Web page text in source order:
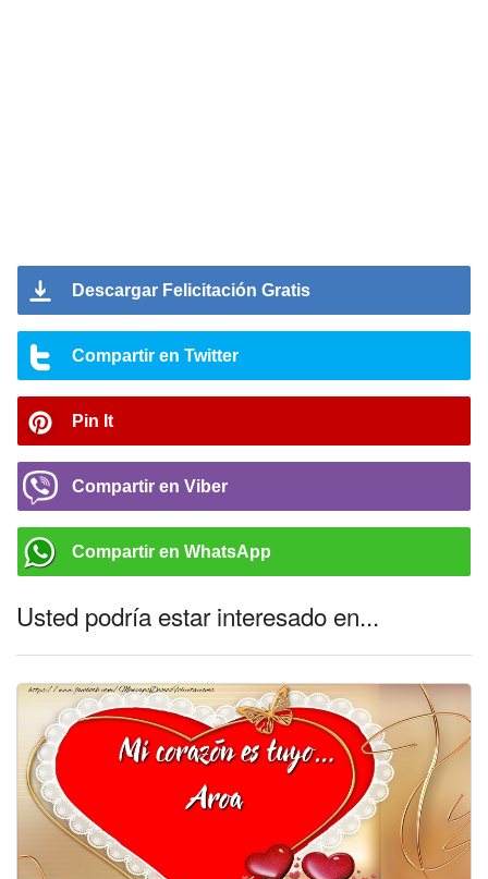
Descargar Felicitación Gratis
Compartir en Twitter
Pin It
Compartir en Viber
Compartir en WhatsApp
Usted podría estar interesado en...